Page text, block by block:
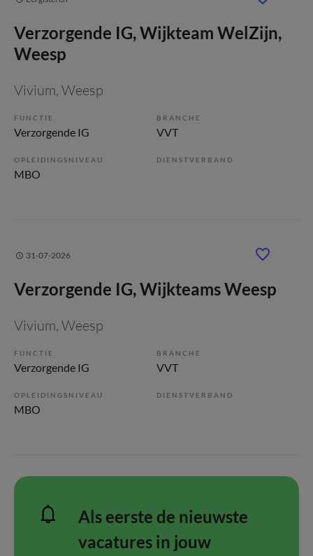
Verzorgende IG, Wijkteam WelZijn,
Weesp
Vivium, Weesp
FUNCTIE
Verzorgende IG
BRANCHE
VVT
OPLEIDINGSNIVEAU
MBO
DIENSTVERBAND
31-07-2026
Verzorgende IG, Wijkteams Weesp
Vivium, Weesp
FUNCTIE
Verzorgende IG
BRANCHE
VVT
OPLEIDINGSNIVEAU
MBO
DIENSTVERBAND
Als eerste de nieuwste
vacatures in jouw